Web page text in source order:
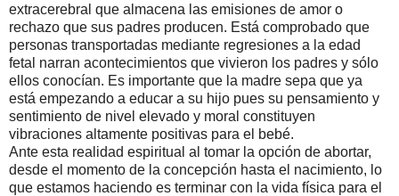
extracerebral que almacena las emisiones de amor o
rechazo que sus padres producen. Está comprobado que
personas transportadas mediante regresiones a la edad
fetal narran acontecimientos que vivieron los padres y sólo
ellos conocían. Es importante que la madre sepa que ya
está empezando a educar a su hijo pues su pensamiento y
sentimiento de nivel elevado y moral constituyen
vibraciones altamente positivas para el bebé.
Ante esta realidad espiritual al tomar la opción de abortar,
desde el momento de la concepción hasta el nacimiento, lo
que estamos haciendo es terminar con la vida física para el